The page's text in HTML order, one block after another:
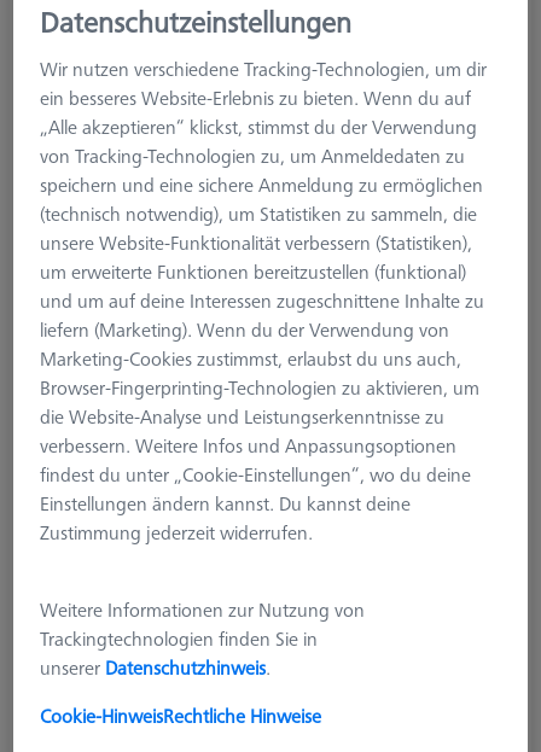
Produktart
Taster
Ø Kugel (DK)
20.0 mm
Tastelement
Kugelscheibe
Schaftmaterial
Aluminium
System
Messlänge (ML)
60.0 mm
Datenschutzeinstellungen
Wir nutzen verschiedene Tracking-Technologien, um dir
ein besseres Website-Erlebnis zu bieten. Wenn du auf
„Alle akzeptieren“ klickst, stimmst du der Verwendung
von Tracking-Technologien zu, um Anmeldedaten zu
speichern und eine sichere Anmeldung zu ermöglichen
(technisch notwendig), um Statistiken zu sammeln, die
unsere Website-Funktionalität verbessern (Statistiken),
um erweiterte Funktionen bereitzustellen (funktional)
und um auf deine Interessen zugeschnittene Inhalte zu
liefern (Marketing). Wenn du der Verwendung von
Marketing-Cookies zustimmst, erlaubst du uns auch,
Browser-Fingerprinting-Technologien zu aktivieren, um
die Website-Analyse und Leistungserkenntnisse zu
verbessern. Weitere Infos und Anpassungsoptionen
findest du unter „Cookie-Einstellungen“, wo du deine
Einstellungen ändern kannst. Du kannst deine
Zustimmung jederzeit widerrufen.
Weitere Informationen zur Nutzung von
Trackingtechnologien finden Sie in
unserer Datenschutzhinweis.
Cookie-HinweisRechtliche Hinweise